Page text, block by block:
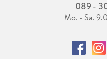
089 -
Mo. - Sa.